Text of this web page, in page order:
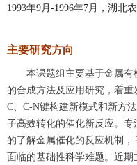
1993年9月-1996年7月，湖北
主要研究方向
本课题组主要基于金属
的合成方法及应用研究，着
C、C-N键构建新模式和新方
子高效转化的催化新反应。
的了解金属催化的反应机制
面临的基础性科学难题。近